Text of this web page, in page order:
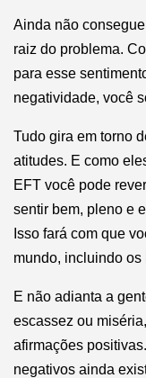
Ainda não
raiz do problema.
para esse
negatividade, você
Tudo gira em torno
atitudes. E como
EFT você pode
sentir bem, pleno e
Isso fará com que
mundo, incluindo os
E não adianta a
escassez ou
afirmações
negativos ainda